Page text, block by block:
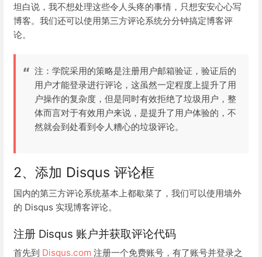
坦白说，我不想处理这些令人头疼的事情，只想安安心心写
博客。我们还可以使用第三方评论系统分分钟搞定博客评
论。
注：学院采用的策略是注册用户邮箱验证，验证后的
用户才能登录进行评论，这虽然一定程度上提升了用
户操作的复杂度，但是同时有效拒绝了垃圾用户，整
体而言对于有效用户来说，是提升了用户体验的，不
然就会到处看到令人糟心的垃圾评论。
2、添加 Disqus 评论框
国内的第三方评论系统基本上都歇菜了，我们可以使用墙外
的 Disqus 实现博客评论。
注册 Disqus 账户并获取评论代码
首先到 Disqus.com 注册一个免费账号，有了账号并登录之